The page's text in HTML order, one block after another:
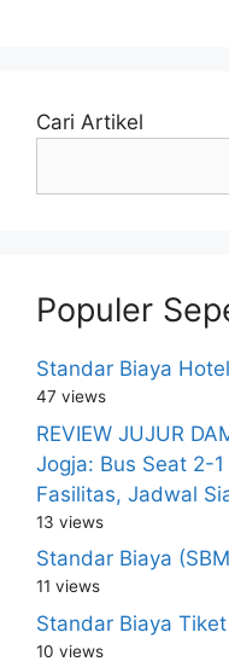
Cari Artikel
Populer
Standar Biaya
47 views
REVIEW JUJUR
Jogja: Bus Seat 2-
Fasilitas, Jadwal
13 views
Standar Biaya
11 views
Standar Biaya
10 views